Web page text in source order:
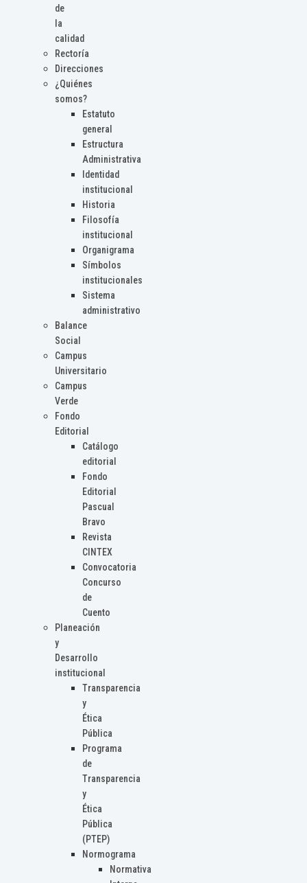
de
la
calidad
Rectoría
Direcciones
¿Quiénes
somos?
Estatuto
general
Estructura
Administrativa
Identidad
institucional
Historia
Filosofía
institucional
Organigrama
Símbolos
institucionales
Sistema
administrativo
Balance
Social
Campus
Universitario
Campus
Verde
Fondo
Editorial
Catálogo
editorial
Fondo
Editorial
Pascual
Bravo
Revista
CINTEX
Convocatoria
Concurso
de
Cuento
Planeación
y
Desarrollo
institucional
Transparencia
y
Ética
Pública
Programa
de
Transparencia
y
Ética
Pública
(PTEP)
Normograma
Normativa